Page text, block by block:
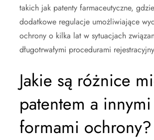
takich jak patenty farmaceutyczne,
dodatkowe regulacje umożliwiające
ochrony o kilka lat w sytuacjach
długotrwałymi procedurami
Jakie są różnice
patentem a innymi
formami ochrony?